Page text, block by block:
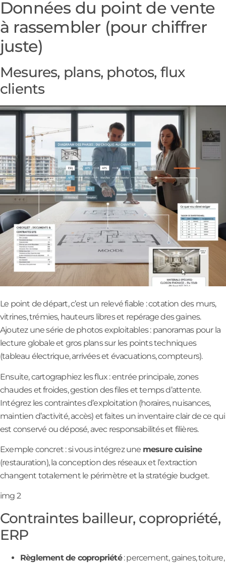
Données du point de vente
à rassembler (pour chiffrer
juste)
Mesures, plans, photos, flux
clients
Le point de départ, c’est un relevé fiable : cotation des murs,
vitrines, trémies, hauteurs libres et repérage des gaines.
Ajoutez une série de photos exploitables : panoramas pour la
lecture globale et gros plans sur les points techniques
(tableau électrique, arrivées et évacuations, compteurs).
Ensuite, cartographiez les flux : entrée principale, zones
chaudes et froides, gestion des files et temps d’attente.
Intégrez les contraintes d’exploitation (horaires, nuisances,
maintien d’activité, accès) et faites un inventaire clair de ce qui
est conservé ou déposé, avec responsabilités et filières.
Exemple concret : si vous intégrez une mesure cuisine
(restauration), la conception des réseaux et l’extraction
changent totalement le périmètre et la stratégie budget.
img 2
Contraintes bailleur, copropriété,
ERP
Règlement de copropriété: percement, gaines, toiture,